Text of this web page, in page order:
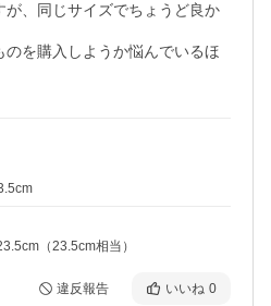
、同じサイズでちょうど良か
を購入しようか悩んでいるほ
（23.5cm相当）
違反報告 いいね 0